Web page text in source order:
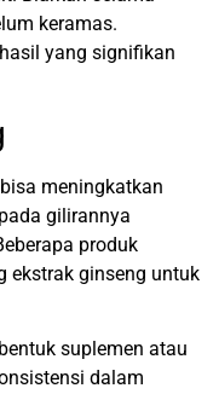
keramas.
yang signifikan
meningkatkan
gilirannya
produk
ekstrak ginseng untuk
suplemen atau
dalam